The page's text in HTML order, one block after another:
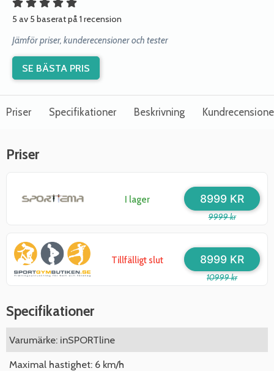
5 av 5 baserat på 1 recension
Jämför priser, kunderecensioner och tester
SE BÄSTA PRIS
Priser Specifikationer Beskrivning
Priser
I lager
9999 kr
8999 KR
Tillfälligt slut
10999 kr
8999 KR
Specifikationer
Varumärke: inSPORTline
Maximal hastighet: 6 km/h